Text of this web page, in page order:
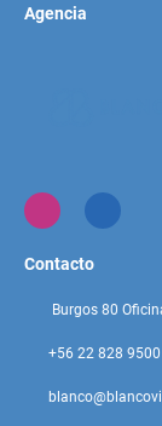
Agencia
Contacto
Burgos 80
+56 22 828 9500